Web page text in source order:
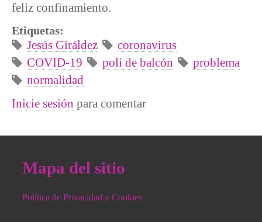
feliz confinamiento.
Etiquetas:
Jesús Giráldez
coronavirus
COVID-19
poli de balcón
problema
normalidad
Inicie sesión para comentar
Mapa del sitio
Política de Privacidad y Cookies